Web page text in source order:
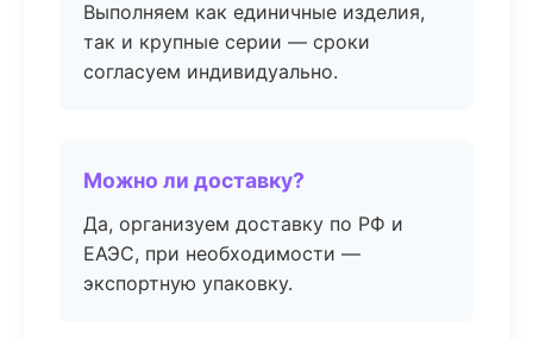
Выполняем как единичные изделия,
так и крупные серии — сроки
согласуем индивидуально.
Можно ли доставку?
Да, организуем доставку по РФ и
ЕАЭС, при необходимости —
экспортную упаковку.